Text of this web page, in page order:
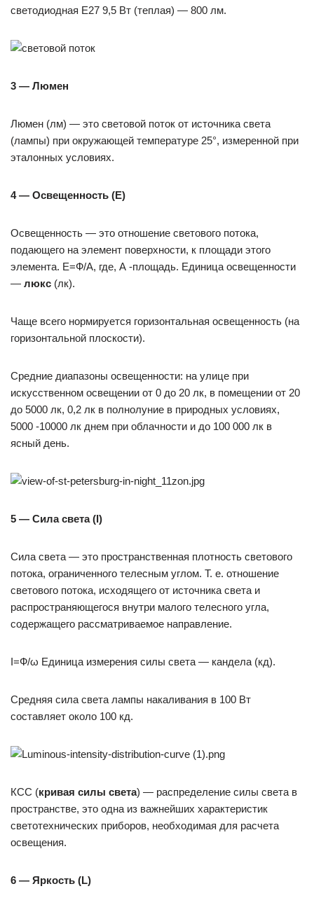
светодиодная Е27 9,5 Вт (теплая) — 800 лм.
3 — Люмен
Люмен (лм) — это световой поток от источника света
(лампы) при окружающей температуре 25°, измеренной при
эталонных условиях.
4 — Освещенность (Е)
Освещенность — это отношение светового потока,
подающего на элемент поверхности, к площади этого
элемента. Е=Ф/А, где, А -площадь. Единица освещенности
— люкс (лк).
Чаще всего нормируется горизонтальная освещенность (на
горизонтальной плоскости).
Средние диапазоны освещенности: на улице при
искусственном освещении от 0 до 20 лк, в помещении от 20
до 5000 лк, 0,2 лк в полнолуние в природных условиях,
5000 -10000 лк днем при облачности и до 100 000 лк в
ясный день.
5 — Сила света (I)
Сила света — это пространственная плотность светового
потока, ограниченного телесным углом. Т. е. отношение
светового потока, исходящего от источника света и
распространяющегося внутри малого телесного угла,
содержащего рассматриваемое направление.
I=Ф/ω Единица измерения силы света — кандела (кд).
Средняя сила света лампы накаливания в 100 Вт
составляет около 100 кд.
КСС (кривая силы света) — распределение силы света в
пространстве, это одна из важнейших характеристик
светотехнических приборов, необходимая для расчета
освещения.
6 — Яркость (L)